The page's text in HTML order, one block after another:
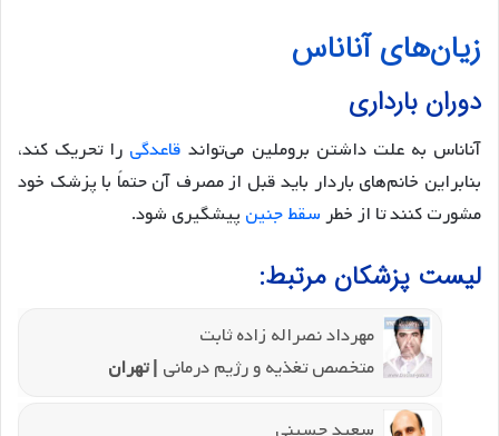
زیان‌های آناناس
دوران بارداری
آناناس به علت داشتن بروملین می‌تواند قاعدگی را تحریک کند،
بنابراین خانم‌های باردار باید قبل از مصرف آن حتماً با پزشک خود
مشورت کنند تا از خطرسقط جنین پیشگیری شود.
لیست پزشکان مرتبط:
مهرداد نصراله زاده ثابت
متخصص تغذیه و رژیم درمانی | تهران
سعید حسینی